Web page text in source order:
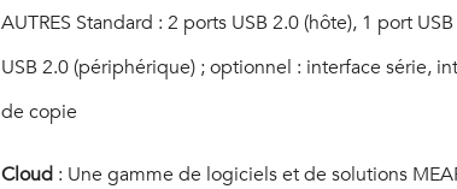
AUTRES Standard : 2 ports USB 2.0 (hôte), 1 port
USB 2.0 (périphérique) ; optionnel : interface série,
de copie
Cloud: Une gamme de logiciels et de solutions